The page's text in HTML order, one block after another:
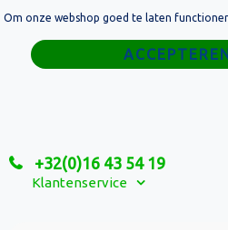
+32(0)16 43 54 19
Klantenservice
Home
Relatiegeschenken
Om onze webshop goed te laten